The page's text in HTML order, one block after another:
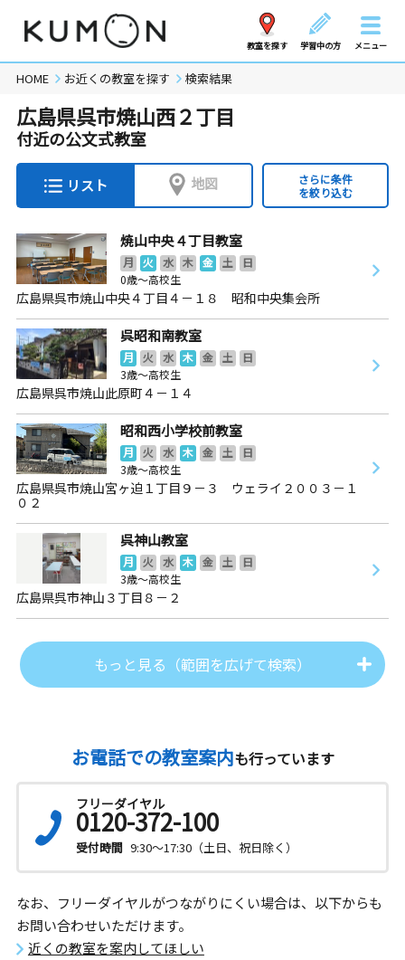
教室を探す 学習中の方 メニュー
HOME お近くの教室を探す 検索結果
広島県呉市焼山西２丁目
付近の公文式教室
リスト 地図
さらに条件
を絞り込む
焼山中央４丁目教室
月 火 水 木 金 土
日
0歳～高校生
広島県呉市焼山中央４丁目４－１８ 昭和中央集会所
呉昭和南教室
月 火 水 木 金 土
日
3歳～高校生
広島県呉市焼山此原町４－１４
昭和西小学校前教室
月 火 水 木 金 土
日
3歳～高校生
広島県呉市焼山宮ヶ迫１丁目９－３ ウェライ２００３－１
０２
呉神山教室
月 火 水 木 金 土
日
3歳～高校生
広島県呉市神山３丁目８－２
もっと見る（範囲を広げて検索）
お電話での教室案内も行っています
フリーダイヤル
0120-372-100
受付時間 9:30～17:30（土日、祝日除く）
なお、フリーダイヤルがつながりにくい場合は、以下からも
お問い合わせいただけます。
近くの教室を案内してほしい